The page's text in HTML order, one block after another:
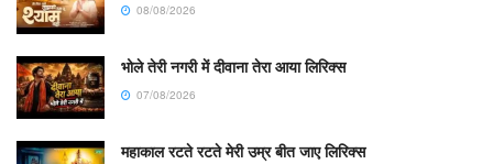
08/08/2026
भोले तेरी नगरी में दीवाना तेरा आया लिरिक्स
07/08/2026
महाकाल रटते रटते मेरी उम्र बीत जाए लिरिक्स